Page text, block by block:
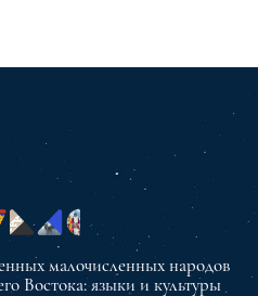
малочисленных народов
Востока: языки и культуры